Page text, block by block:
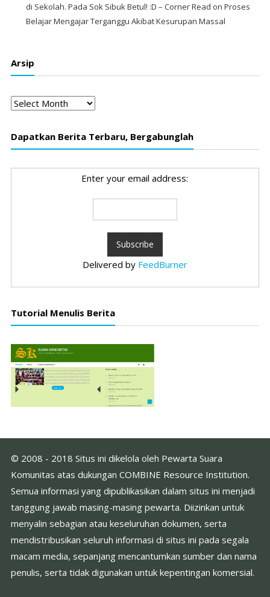
di Sekolah. Pada Sok Sibuk Betul! :D – Corner Read on Proses
Belajar Mengajar Terganggu Akibat Kesurupan Massal
Arsip
Arsip
Dapatkan Berita Terbaru, Bergabunglah
Enter your email address:
Delivered by FeedBurner
Tutorial Menulis Berita
© 2008 - 2018 Situs ini dikelola oleh Pewarta Suara
Komunitas atas dukungan COMBINE Resource Institution.
Semua informasi yang dipublikasikan dalam situs ini menjadi
tanggung jawab masing-masing pewarta. Diizinkan untuk
menyalin sebagian atau keseluruhan dokumen, serta
mendistribusikan seluruh informasi di situs ini pada segala
macam media, sepanjang mencantumkan sumber dan nama
penulis, serta tidak digunakan untuk kepentingan komersial.